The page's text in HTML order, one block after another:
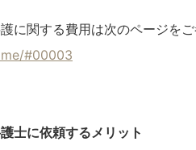
に関する費用は次のページをご
#00003
士に依頼するメリット